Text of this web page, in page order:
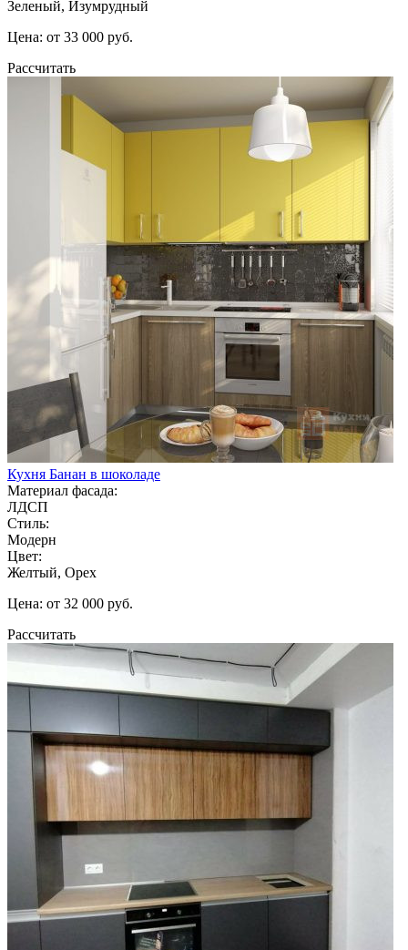
Зеленый, Изумрудный
Цена: от 33 000 руб.
Рассчитать
Кухня Банан в шоколаде
Материал фасада:
ЛДСП
Стиль:
Модерн
Цвет:
Желтый, Орех
Цена: от 32 000 руб.
Рассчитать